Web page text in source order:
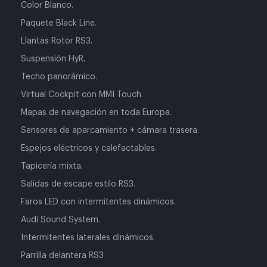
Color Blanco.
Paquete Black Line.
Llantas Rotor RS3.
Suspensión HyR.
Techo panorámico.
Virtual Cockpit con MMI Touch.
Mapas de navegación en toda Europa.
Sensores de aparcamiento + cámara trasera.
Espejos eléctricos y calefactables.
Tapicería mixta.
Salidas de escape estilo RS3.
Faros LED con intermitentes dinámicos.
Audi Sound System.
Intermitentes laterales dinámicos.
Parrilla delantera RS3